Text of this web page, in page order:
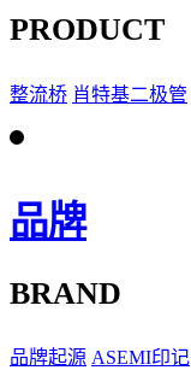
PRODUCT
整流桥 肖特基二极管
品牌
BRAND
品牌起源 ASEMI印记